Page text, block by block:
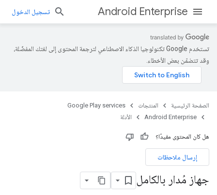
Android Enterprise تسجيل الدخول
تستخدم Google تكنولوجيا الذكاء الاصطناعي لترجمة المحتوى إلى لغتك المفضّلة،
وقد تتضمّن بعض الأخطاء.
الصفحة الرئيسية المنتجات
Google Play services
Android Enterprise
الأدلة
هل كان المحتوى مفيدًا؟
إرسال ملاحظات
جهاز مُدار بالكامل